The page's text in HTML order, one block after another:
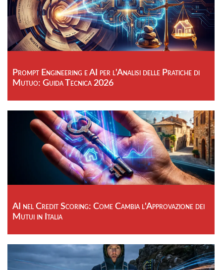
Prompt Engineering e AI per l'Analisi delle Pratiche di
Mutuo: Guida Tecnica 2026
AI nel Credit Scoring: Come Cambia l'Approvazione dei
Mutui in Italia